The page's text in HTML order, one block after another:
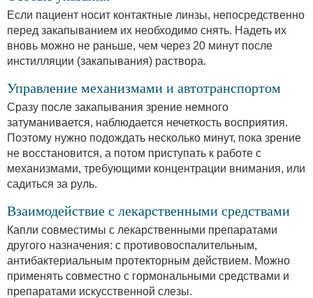
Если пациент носит контактные линзы, непосредственно
перед закапыванием их необходимо снять. Надеть их
вновь можно не раньше, чем через 20 минут после
инстилляции (закапывания) раствора.
Управление механизмами и автотранспортом
Сразу после закапывания зрение немного
затуманивается, наблюдается нечеткость восприятия.
Поэтому нужно подождать несколько минут, пока зрение
не восстановится, а потом приступать к работе с
механизмами, требующими концентрации внимания, или
садиться за руль.
Взаимодействие с лекарственными средствами
Капли совместимы с лекарственными препаратами
другого назначения: с противовоспалительным,
антибактериальным протекторным действием. Можно
применять совместно с гормональными средствами и
препаратами искусственной слезы.